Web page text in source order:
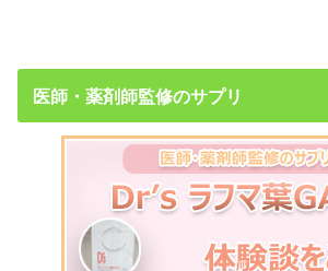
医師・薬剤師監修のサプリ